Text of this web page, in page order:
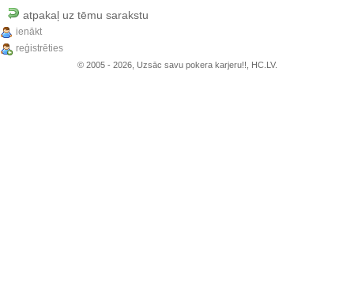
atpakaļ uz tēmu sarakstu
ienākt
reģistrēties
© 2005 - 2026, Uzsāc savu pokera karjeru!!, HC.LV.